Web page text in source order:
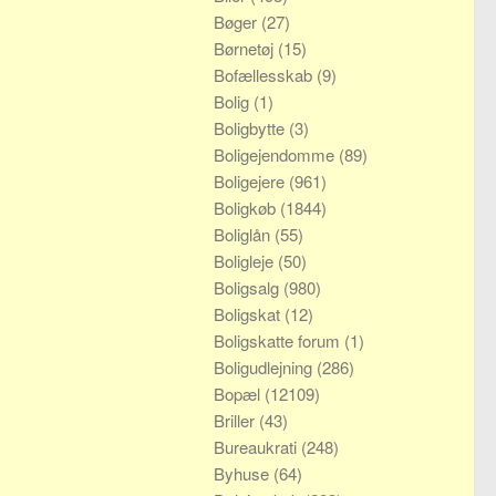
Bøger (27)
Børnetøj (15)
Bofællesskab (9)
Bolig (1)
Boligbytte (3)
Boligejendomme (89)
Boligejere (961)
Boligkøb (1844)
Boliglån (55)
Boligleje (50)
Boligsalg (980)
Boligskat (12)
Boligskatte forum (1)
Boligudlejning (286)
Bopæl (12109)
Briller (43)
Bureaukrati (248)
Byhuse (64)